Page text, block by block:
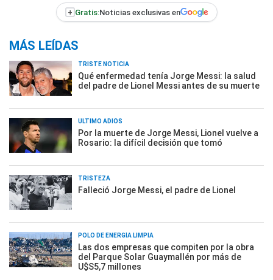
+ Gratis:Noticias exclusivas en
MÁS LEÍDAS
TRISTE NOTICIA
Qué enfermedad tenía Jorge Messi: la salud
del padre de Lionel Messi antes de su muerte
ÚLTIMO ADIÓS
Por la muerte de Jorge Messi, Lionel vuelve a
Rosario: la difícil decisión que tomó
TRISTEZA
Falleció Jorge Messi, el padre de Lionel
POLO DE ENERGÍA LIMPIA
Las dos empresas que compiten por la obra
del Parque Solar Guaymallén por más de
U$S5,7 millones